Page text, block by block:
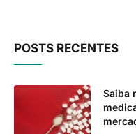
POSTS RECENTES
Saiba